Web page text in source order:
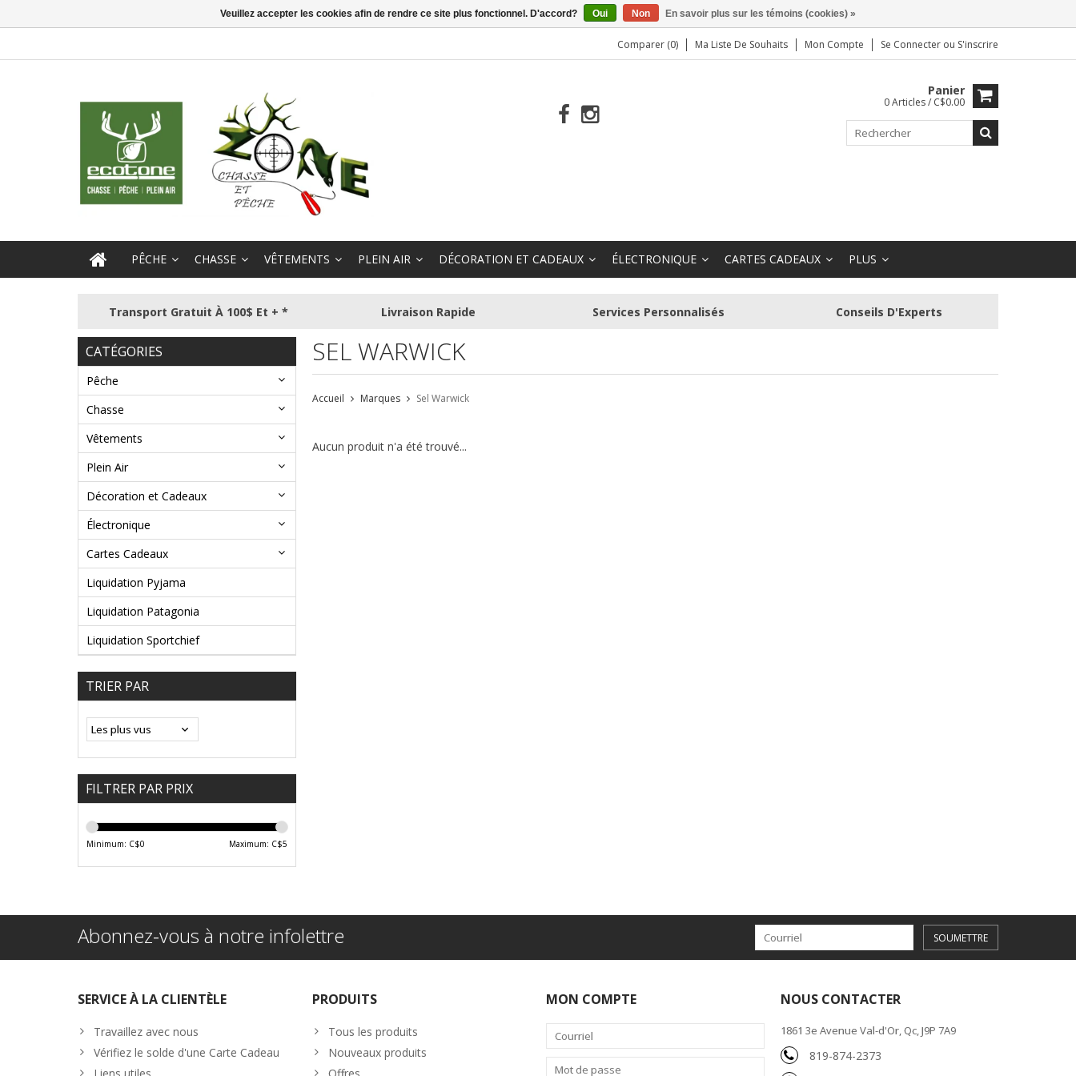
Comparer (0) Ma Liste De Souhaits Mon Compte Se Connecter ou S'inscrire
Panier
0 Articles / C$0.00
PÊCHE CHASSE VÊTEMENTS PLEIN AIR DÉCORATION ET CADEAUX ÉLECTRONIQUE CARTES CADEAUX PLUS
Transport Gratuit À 100$ Et + * Livraison Rapide Services Personnalisés Conseils D'Experts
CATÉGORIES
Pêche
Chasse
Vêtements
Plein Air
Décoration et Cadeaux
Électronique
Cartes Cadeaux
Liquidation Pyjama
Liquidation Patagonia
Liquidation Sportchief
TRIER PAR
FILTRER PAR PRIX
Minimum: C$0 Maximum: C$5
SEL WARWICK
Accueil Marques Sel Warwick
Aucun produit n'a été trouvé...
Abonnez-vous à notre infolettre SOUMETTRE
SERVICE À LA CLIENTÈLE
Travaillez avec nous
Vérifiez le solde d'une Carte Cadeau
PRODUITS
Tous les produits
Nouveaux produits
MON COMPTE NOUS CONTACTER
1861 3e Avenue Val-d'Or, Qc, J9P 7A9
819-874-2373
Veuillez accepter les cookies afin de rendre ce site plus fonctionnel. D'accord? Oui Non En savoir plus sur les témoins (cookies) »